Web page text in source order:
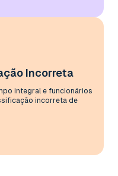
Incorreta
integral e funcionários
incorreta de